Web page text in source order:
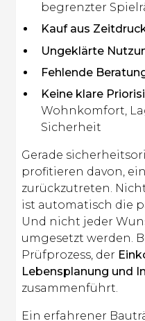
begrenzter
Kauf aus
Ungeklärte
Fehlende
Keine klare
Wohnkomfort,
Sicherheit
Gerade
profitieren davon,
zurückzutreten.
ist automatisch die
Und nicht jeder
umgesetzt werden.
Prüfprozess, der
Lebensplanung und
zusammenführt.
Ein erfahrener